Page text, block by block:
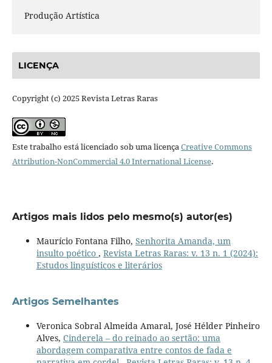
Produção Artística
LICENÇA
Copyright (c) 2025 Revista Letras Raras
Este trabalho está licenciado sob uma licençaCreative Commons
Attribution-NonCommercial 4.0 International License.
Artigos mais lidos pelo mesmo(s) autor(es)
Maurício Fontana Filho, Senhorita Amanda, um
insulto poético , Revista Letras Raras: v. 13 n. 1 (2024):
Estudos linguísticos e literários
Artigos Semelhantes
Veronica Sobral Almeida Amaral, José Hélder Pinheiro
Alves, Cinderela – do reinado ao sertão: uma
abordagem comparativa entre contos de fada e